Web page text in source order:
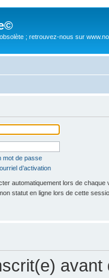
; retrouvez-nous sur
mot de passe
d’activation
automatiquement lors de chaque
statut en ligne lors de cette
avant